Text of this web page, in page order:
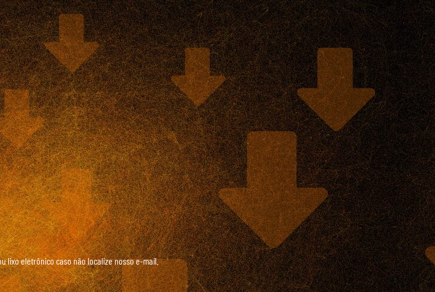
lixo eletrônico caso não localize nosso e-mail.